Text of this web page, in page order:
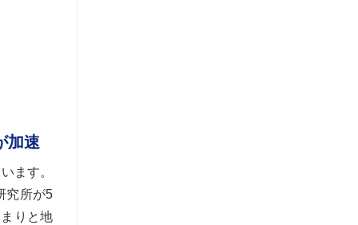
加速
ます。
究所が5
りと地